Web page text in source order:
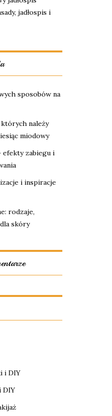
jadłospis i
sposobów na
należy
miodowy
efekty zabiegu i
i inspiracje
rodzaje,
skóry
i DIY
DIY